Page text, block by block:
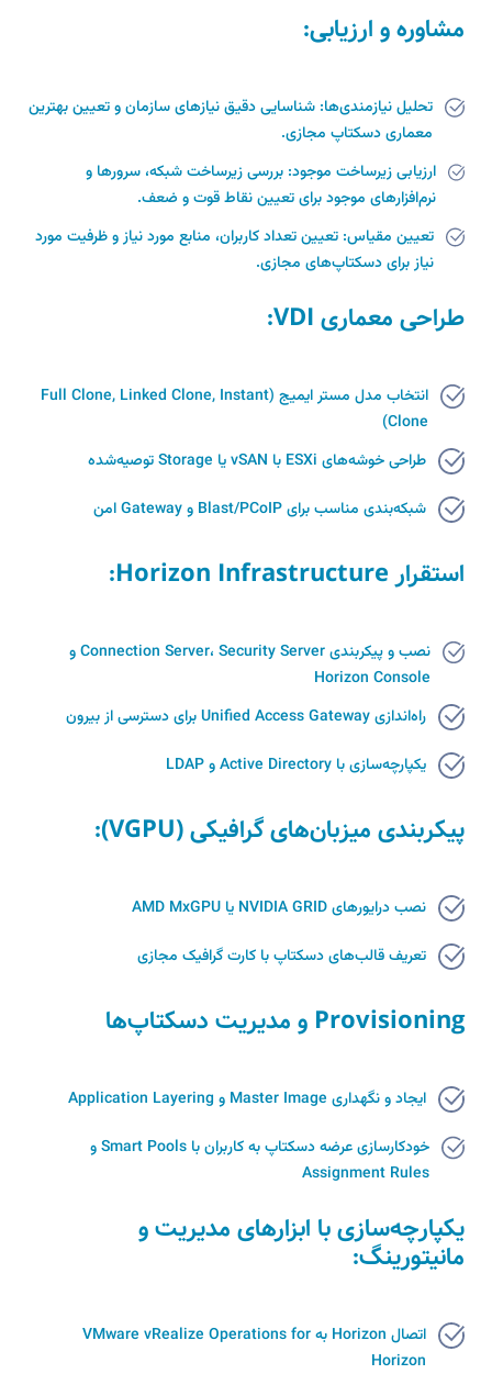
مشاوره و ارزیابی:
تحلیل نیازمندی‌ها: شناسایی دقیق نیازهای سازمان و تعیین بهترین
معماری دسکتاپ مجازی.
ارزیابی زیرساخت موجود: بررسی زیرساخت شبکه، سرورها و
نرم‌افزارهای موجود برای تعیین نقاط قوت و ضعف.
تعیین مقیاس: تعیین تعداد کاربران، منابع مورد نیاز و ظرفیت مورد
نیاز برای دسکتاپ‌های مجازی.
طراحی معماری VDI:
انتخاب مدل مستر ایمیج (Full Clone, Linked Clone, Instant
Clone)
طراحی خوشه‌های ESXi با vSAN یا Storage توصیه‌شده
شبکه‌بندی مناسب برای Blast/PCoIP و Gateway امن
استقرار Horizon Infrastructure:
نصب و پیکربندی Connection Server، Security Server و
Horizon Console
راه‌اندازی Unified Access Gateway برای دسترسی از بیرون
یکپارچه‌سازی با Active Directory و LDAP
پیکربندی میزبان‌های گرافیکی (vGPU):
نصب درایورهای NVIDIA GRID یا AMD MxGPU
تعریف قالب‌های دسکتاپ با کارت گرافیک مجازی
Provisioning و مدیریت دسکتاپ‌ها
ایجاد و نگهداری Master Image و Application Layering
خودکارسازی عرضه دسکتاپ به کاربران با Smart Pools و
Assignment Rules
یکپارچه‌سازی با ابزارهای مدیریت و
مانیتورینگ:
اتصال Horizon به VMware vRealize Operations for
Horizon